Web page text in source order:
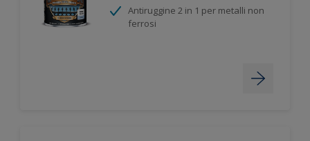
Antiruggine 2 in 1 per metalli non
ferrosi